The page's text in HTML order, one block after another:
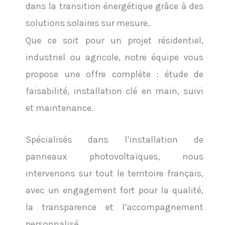
dans la transition énergétique grâce à des
solutions solaires sur mesure.
Que ce soit pour un projet résidentiel,
industriel ou agricole, notre équipe vous
propose une offre complète : étude de
faisabilité, installation clé en main, suivi
et maintenance.
Spécialisés dans l’installation de
panneaux photovoltaïques, nous
intervenons sur tout le territoire français,
avec un engagement fort pour la qualité,
la transparence et l’accompagnement